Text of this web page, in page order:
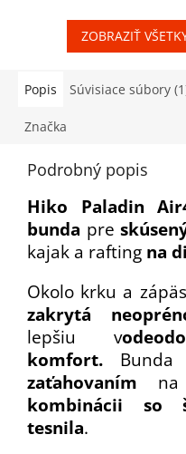
ZOBRAZIŤ
Popis Súvisiace súbory
Značka
Podrobný popis
Hiko Paladin
bunda pre
kajak a rafting na
Okolo krku a
zakrytá
lepšiu v
komfort.
zaťahovaním na
kombinácii so
tesnila.